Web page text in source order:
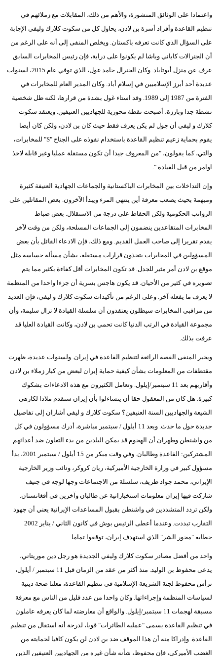
واعتمادا على الوثائق المنشورة، والأهم من ذلك، المقابلات مع زملائهم في
تنظيم القاعدة وأفراد أسرة بن لادن، يحاول كل من سكوت كلارك وليفي الإجابة
على السؤال الذي كانت تعرفه باكستان. ويخلص المنفى إلى أنه على الرغم من
أن الجنرالات كاياني وباشا لم يكونوا على دراية، فإن رئيس المخابرات السابق
عرف عن منزل أبوتاباد. وكان الجنرال حامد غول، الذي توفي عام 2015، لسنوات
عديدة أحد أبرز الإسلاميين في إسلام أباد. وكان المدير العام للمخابرات في
الفترة من 1987 إلى 1989. وقد استاء غول بشدة من قرارها، لكنه ظل شخصية
نشطة جدا وبارزة، أصبحت نقطة محورية للجهاديين العنيفين. ويعتقد سكوت
كلارك و ليفي أن جول لم يكن يعرف فقط حيث كان بن لادن، ولكن كان أيضا
يقوم بحماية زعيم تنظيم القاعدة باستخدام نفوذه على الجناح "S" للمخابرات،
والتي، كما يقولون، "من المعروف جيدا أن تكون مستقلة عمليا وغير قابلة لاخذ
اوامر من قبل القيادة ".
وإن التداخلات بين المخابرات الباكستانية والجماعات الجهادية العنيفة كثيرة
ومبهمة بحيث يصعب معرفة أين ينتهي المرء ويبدأ الآخرون. بعض المقاتلين على
الرواتب الحكومية ولكن الحفاظ على درجة من الاستقلال. بعض ضباط
المخابرات المتقاعدين ينضمون إلى الجماعات المسلحة، ولكن من وقت لآخر
يقدم تقريرا إلى صاحب العمل القديم. ومع ذلك، فإن الادعاء القائل بأن بعض
المسؤولين في المخابرات يتخذون قرارات مستقلة، بشأن مسألة حساسة مثل
موقع بن لادن أمر مثير للجدل. قد تكون المخابرات أقل كفاءة بكثير مما يتم
تصويره في كثير من الأحيان. قد يكون هاجس بسرية أن جزءا واحدا من المنظمة
لا يعرف ما يفعله آخر. وعلى الرغم من تأكيدات سكوت كلارك و ليفي، فإن العديد
من مراقبي المخابرات سيظلون يعتقدون أن سلسلة القيادة لا تزال سليمة، وأن
مجموعة القيادة في الرتب الدنيا كانت تحمي بن لادن، وكانت القيادة العليا قد
عرفت بذلك.
ويخبر المنفى القصة الرائعة لتنظيم القاعدة في إيران. ولسنوات عديدة، ظهرت
مقتطفات من المعلومات بشأن كيفية حماية إيران لبعض من كبار زملاء بن لادن
وأقاربهم بعد 11 سبتمبر/إيلول. وتعامل الكثيرون مع هذه الادعاءات بشكوك
كبيرة. هل كان من المعقول حقا أن يتساءلوا بأن إيران ستقدم ملاذا لكارهي
الشيعة والجهاديين السنة العنيفين؟ سكوت كلارك و ليفي أشاران إلى تفاصيل
جديدة حول ما حدث. وبعد 11 أيلول / سبتمبر مباشرة، أدرك مسؤولون في كل
من واشنطن وطهران أن الهجوم قد يمكن البلدين من بدء التعاون ضد أعدائهم
المشتركين: القاعدة وطالبان. وفي وقت مبكر من 15 أيلول / سبتمبر 2001، بدأ
مسؤول كبير في وزارة الخارجية الأميركية، ريان كروكر، ونائب وزير الخارجية
الإيراني، محمد جواد ظريف، سلسلة من الاجتماعات وجها لوجه في جنيف
شاركت فيها إيران معلومات استخباراتية عن طالبان وآخرين في أفغانستان.
ولكن تردد المتشددين في واشنطن بقبول المساعدات الإيرانية يعني أن جهود
التقارب تبددت. وعندما أعطى الرئيس بوش في كانون الثاني / يناير 2002
خطابه "محور الشر" الذي استهدف إيران، توقفوا تماما.
واحد من أفضل مصادر سكوت كلارك وليفي الجديدة هو رجل دين موريتاني،
يدعى محفوظ بن الوليد. منذ أكثر من عقد من الزمان قبل 11 سبتمبر / أيلول،
ترأس محفوظ لجنة الشريعة الإسلامية في تنظيم القاعدة، معلنا صحة دينية
لسياسات المنظمة وإجراءاتها. وكان واحدا من عدد قليل من الناس مع معرفة
مسبقة لهجمات 11 سبتمبر/إيلول. والواقع أن معارضته لما كان يعرفه عاملون
في تنظيم القاعدة يسمى "عملية الطائرات" قويا، لدرجة أنه استقال من تنظيم
القاعدة. وإدراكا منه أن هذا الموقف ضد بن لادن لن يكون كافيا لحمايته من
الغضب الأميركي، فإن محفوظ، شأنه شأن غيره من الجهاديين العنيفين الذين